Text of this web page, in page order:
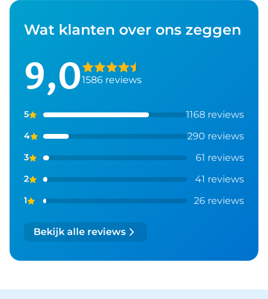
Wat klanten over ons zeggen
9,01586 reviews
5 1168 reviews
4 290 reviews
3 61 reviews
2 41 reviews
1 26 reviews
Bekijk alle reviews